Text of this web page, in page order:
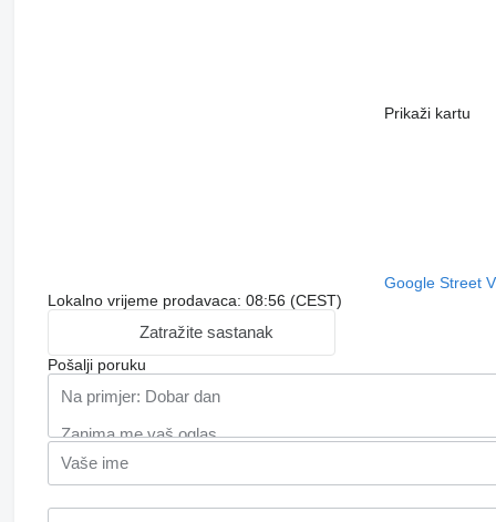
Prikaži kartu
Google Street
Lokalno vrijeme prodavaca: 08:56 (CEST)
Zatražite sastanak
Pošalji poruku